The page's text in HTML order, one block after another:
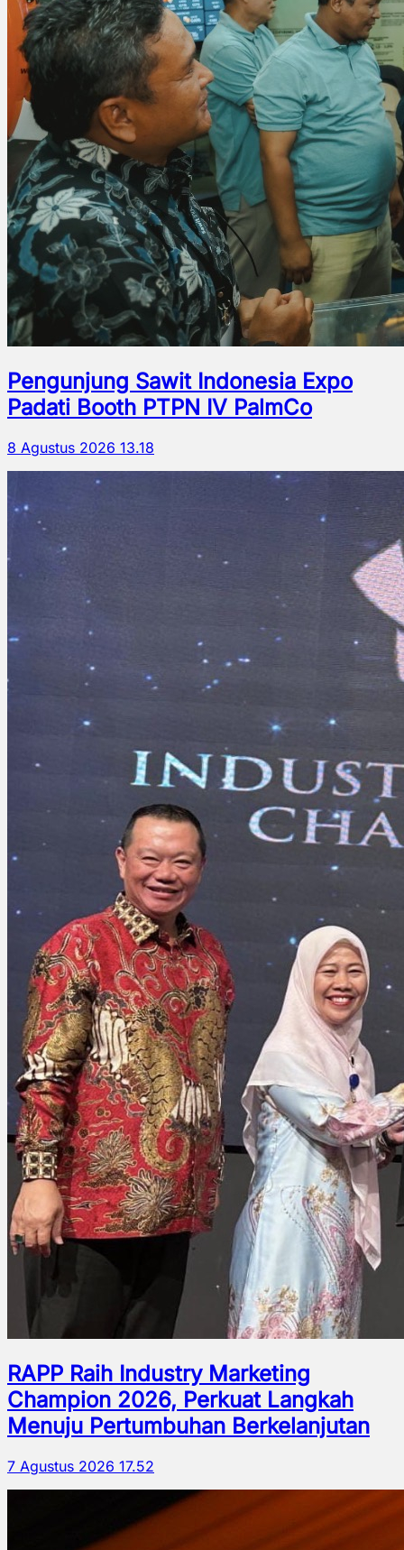
Pengunjung Sawit Indonesia Expo
Padati Booth PTPN IV PalmCo
8 Agustus 2026 13.18
RAPP Raih Industry Marketing
Champion 2026, Perkuat Langkah
Menuju Pertumbuhan Berkelanjutan
7 Agustus 2026 17.52